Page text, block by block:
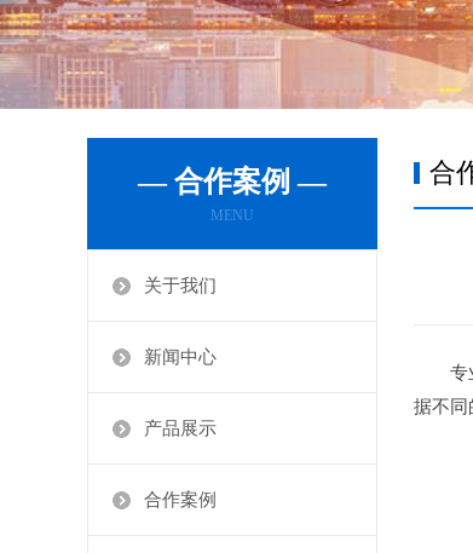
— 合作案例 —
MENU
关于我们
新闻中心
产品展示
合作案例
合
专
据不同